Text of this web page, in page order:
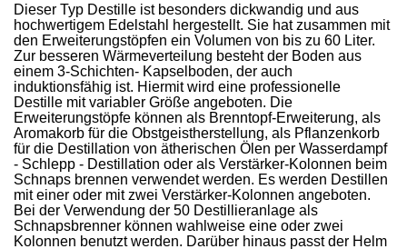
Dieser Typ Destille ist besonders dickwandig und aus
hochwertigem Edelstahl hergestellt. Sie hat zusammen mit
den Erweiterungstöpfen ein Volumen von bis zu 60 Liter.
Zur besseren Wärmeverteilung besteht der Boden aus
einem 3-Schichten- Kapselboden, der auch
induktionsfähig ist. Hiermit wird eine professionelle
Destille mit variabler Größe angeboten. Die
Erweiterungstöpfe können als Brenntopf-Erweiterung, als
Aromakorb für die Obstgeistherstellung, als Pflanzenkorb
für die Destillation von ätherischen Ölen per Wasserdampf
- Schlepp - Destillation oder als Verstärker-Kolonnen beim
Schnaps brennen verwendet werden. Es werden Destillen
mit einer oder mit zwei Verstärker-Kolonnen angeboten.
Bei der Verwendung der 50 Destillieranlage als
Schnapsbrenner können wahlweise eine oder zwei
Kolonnen benutzt werden. Darüber hinaus passt der Helm